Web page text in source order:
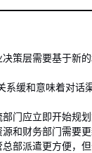
决策层需要基于新
系缓和意味着对话
部门应立即开始规
源和财务部门需要
总部派遣更方便，